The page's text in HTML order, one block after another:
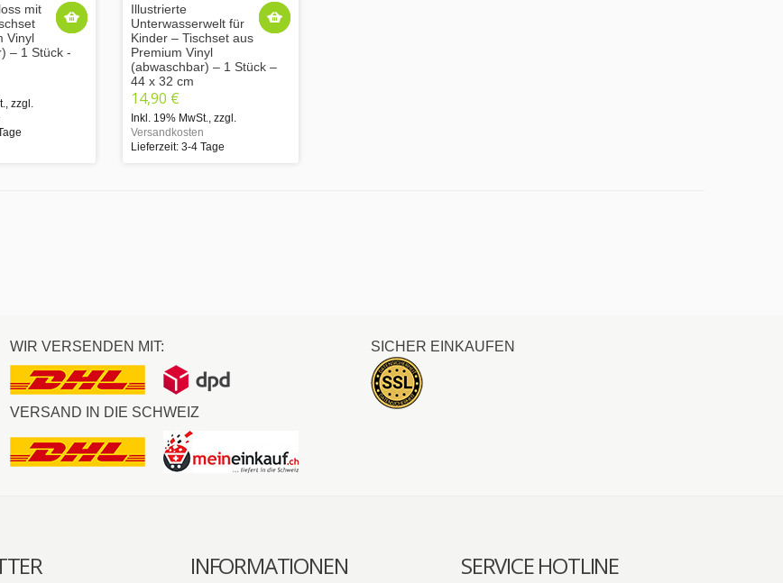
mit
Vinyl
– 1 Stück -
zzgl.
Illustrierte
Unterwasserwelt für
Kinder – Tischset aus
Premium Vinyl
(abwaschbar) – 1 Stück –
44 x 32 cm
14,90 €
Inkl. 19% MwSt. zzgl.
Versandkosten
Lieferzeit: 3-4 Tage
WIR VERSENDEN MIT:
VERSAND IN DIE SCHWEIZ
SICHER EINKAUFEN
INFORMATIONEN SERVICE HOTLINE